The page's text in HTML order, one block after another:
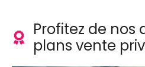
Profitez de nos
plans vente